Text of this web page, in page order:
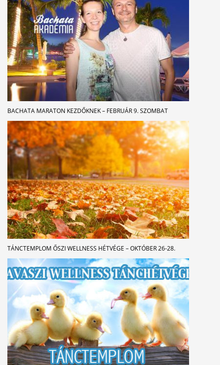
BACHATA MARATON KEZDŐKNEK – FEBRUÁR 9. SZOMBAT
TÁNCTEMPLOM ŐSZI WELLNESS HÉTVÉGE – OKTÓBER 26-28.